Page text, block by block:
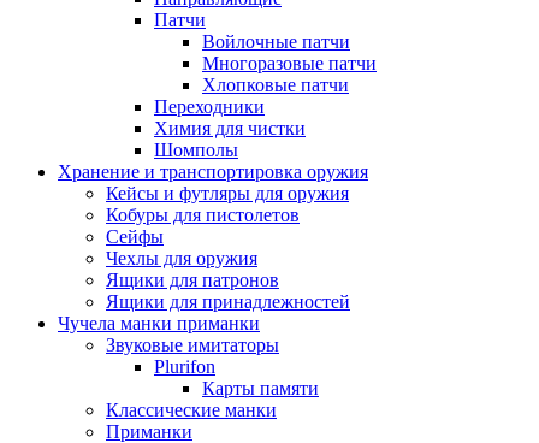
Патчи
Войлочные патчи
Многоразовые патчи
Хлопковые патчи
Переходники
Химия для чистки
Шомполы
Хранение и транспортировка оружия
Кейсы и футляры для оружия
Кобуры для пистолетов
Сейфы
Чехлы для оружия
Ящики для патронов
Ящики для принадлежностей
Чучела манки приманки
Звуковые имитаторы
Plurifon
Карты памяти
Классические манки
Приманки